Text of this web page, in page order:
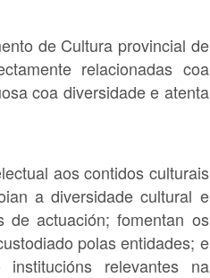
de Cultura provincial de
relacionadas coa
coa diversidade e atenta
aos contidos culturais
a diversidade cultural e
de actuación; fomentan os
polas entidades; e
relevantes na